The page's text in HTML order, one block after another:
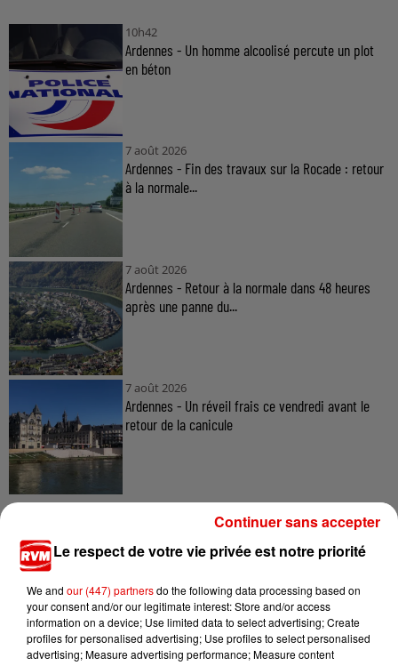
10h42
Ardennes - Un homme alcoolisé percute un plot
en béton
7 août 2026
Ardennes - Fin des travaux sur la Rocade : retour
à la normale...
7 août 2026
Ardennes - Retour à la normale dans 48 heures
après une panne du...
7 août 2026
Ardennes - Un réveil frais ce vendredi avant le
retour de la canicule
TITRES DIFFUSÉS
15h09
15h09 15h06
15h06 15h03
15h03
Le respect de votre vie privée est notre priorité
We and our (447) partnersdo the following data processing based on
your consent and/or our legitimate interest: Store and/or access
information on a device; Use limited data to select advertising; Create
profiles for personalised advertising; Use profiles to select personalised
advertising; Measure advertising performance; Measure content
Continuer sans accepter